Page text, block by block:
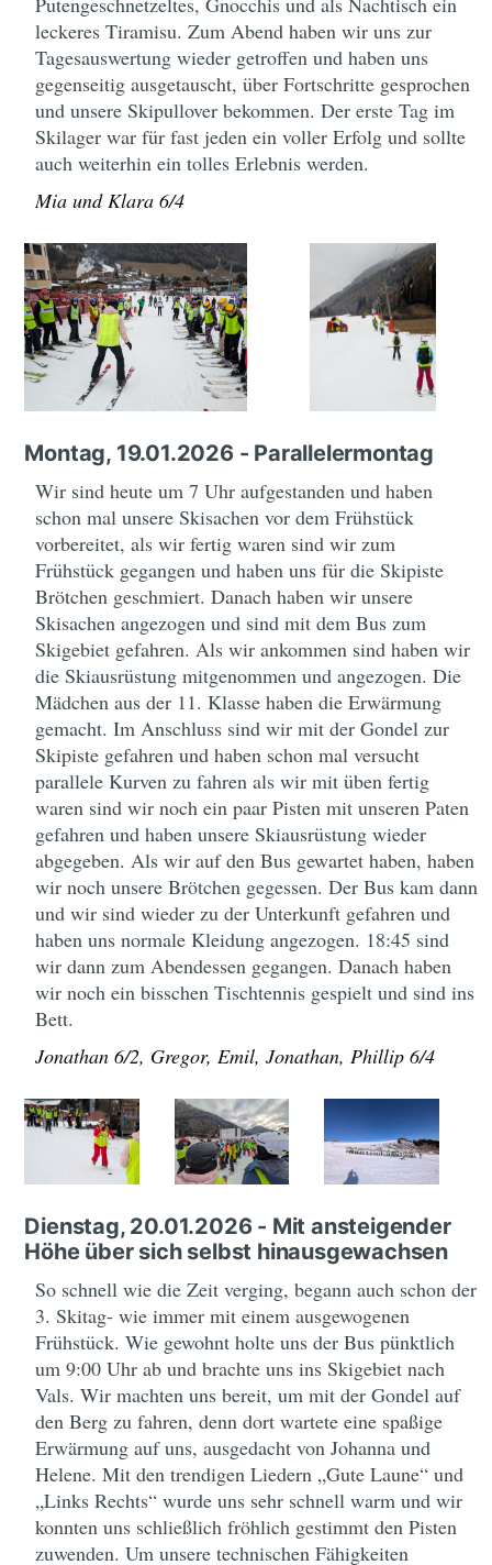
leckeres Tiramisu. Zum Abend haben wir uns zur
Tagesauswertung wieder getroffen und haben uns
gegenseitig ausgetauscht, über Fortschritte gesprochen
und unsere Skipullover bekommen. Der erste Tag im
Skilager war für fast jeden ein voller Erfolg und sollte
auch weiterhin ein tolles Erlebnis werden.
Mia und Klara 6/4
Montag, 19.01.2026 - Parallelermontag
Wir sind heute um 7 Uhr aufgestanden und haben
schon mal unsere Skisachen vor dem Frühstück
vorbereitet, als wir fertig waren sind wir zum
Frühstück gegangen und haben uns für die Skipiste
Brötchen geschmiert. Danach haben wir unsere
Skisachen angezogen und sind mit dem Bus zum
Skigebiet gefahren. Als wir ankommen sind haben wir
die Skiausrüstung mitgenommen und angezogen. Die
Mädchen aus der 11. Klasse haben die Erwärmung
gemacht. Im Anschluss sind wir mit der Gondel zur
Skipiste gefahren und haben schon mal versucht
parallele Kurven zu fahren als wir mit üben fertig
waren sind wir noch ein paar Pisten mit unseren Paten
gefahren und haben unsere Skiausrüstung wieder
abgegeben. Als wir auf den Bus gewartet haben, haben
wir noch unsere Brötchen gegessen. Der Bus kam dann
und wir sind wieder zu der Unterkunft gefahren und
haben uns normale Kleidung angezogen. 18:45 sind
wir dann zum Abendessen gegangen. Danach haben
wir noch ein bisschen Tischtennis gespielt und sind ins
Bett.
Jonathan 6/2, Gregor, Emil, Jonathan, Phillip 6/4
Dienstag, 20.01.2026 - Mit ansteigender
Höhe über sich selbst hinausgewachsen
So schnell wie die Zeit verging, begann auch schon der
3. Skitag- wie immer mit einem ausgewogenen
Frühstück. Wie gewohnt holte uns der Bus pünktlich
um 9:00 Uhr ab und brachte uns ins Skigebiet nach
Vals. Wir machten uns bereit, um mit der Gondel auf
den Berg zu fahren, denn dort wartete eine spaßige
Erwärmung auf uns, ausgedacht von Johanna und
Helene. Mit den trendigen Liedern „Gute Laune“ und
„Links Rechts“ wurde uns sehr schnell warm und wir
konnten uns schließlich fröhlich gestimmt den Pisten
zuwenden. Um unsere technischen Fähigkeiten